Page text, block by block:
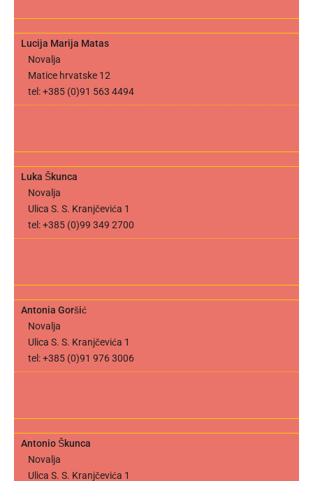
Lucija Marija Matas
Novalja
Matice hrvatske 12
tel: +385 (0)91 563 4494
Luka Škunca
Novalja
Ulica S. S. Kranjčevića 1
tel: +385 (0)99 349 2700
Antonia Goršić
Novalja
Ulica S. S. Kranjčevića 1
tel: +385 (0)91 976 3006
Antonio Škunca
Novalja
Ulica S. S. Kranjčevića 1